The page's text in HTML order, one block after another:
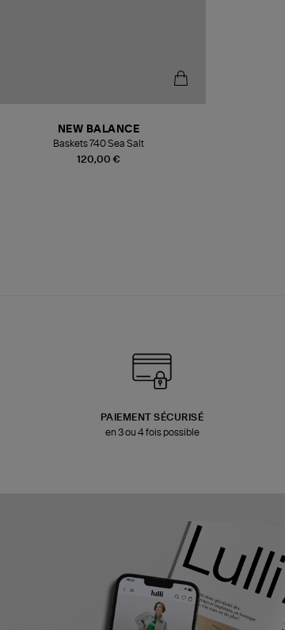
120,00 €
NEW BALANCE
Baskets 740 Sea Salt
PAIEMENT SÉCURISÉ
en 3 ou 4 fois possible